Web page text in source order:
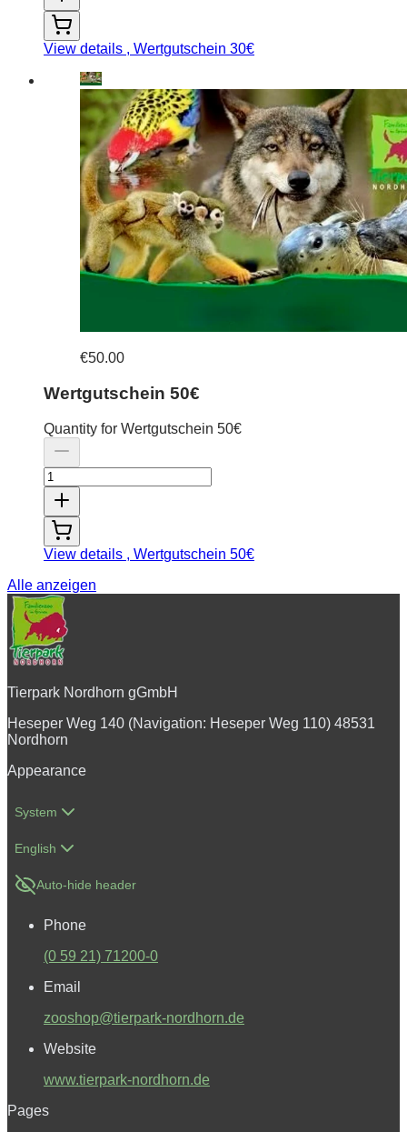
View details , Wertgutschein 30€
€50.00
Wertgutschein 50€
Quantity for Wertgutschein 50€
View details , Wertgutschein 50€
Alle anzeigen
Tierpark Nordhorn gGmbH
Heseper Weg 140 (Navigation: Heseper Weg 110) 48531
Nordhorn
Appearance
System
English
Auto-hide header
Phone
(0 59 21) 71200-0
Email
zooshop@tierpark-nordhorn.de
Website
www.tierpark-nordhorn.de
Pages